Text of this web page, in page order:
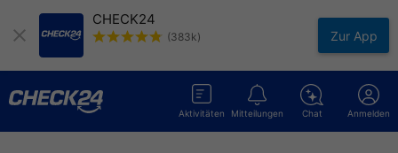
CHECK24
(383k) Zur App
Anmelden
Chat
Mitteilungen
Aktivitäten